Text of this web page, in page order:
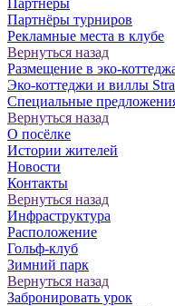
Партнёры
Партнёры турниров
Рекламные места в клубе
Вернуться назад
Размещение в эко-
Эко-коттеджи и виллы
Специальные
Вернуться назад
О посёлке
Истории жителей
Новости
Контакты
Вернуться назад
Инфраструктура
Расположение
Гольф-клуб
Зимний парк
Вернуться назад
Забронировать урок